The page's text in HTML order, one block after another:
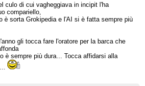
culo di cui vagheggiava in incipit l'ha
compariello,
è sorta Grokipedia e l'AI si è fatta sempre più
gli tocca fare l'oratore per la barca che
è sempre più dura... Tocca affidarsi alla